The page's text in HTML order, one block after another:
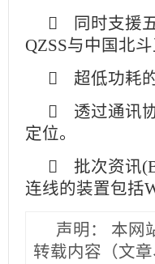
 同时支援五
QZSS与中国北斗
 超低功耗
 透过通讯
定位。
 批次资讯
连线的装置包括
声明：
本网
转载内容（文